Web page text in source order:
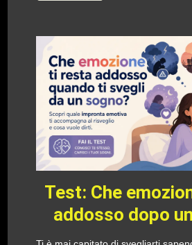
Test: Che
addosso dopo